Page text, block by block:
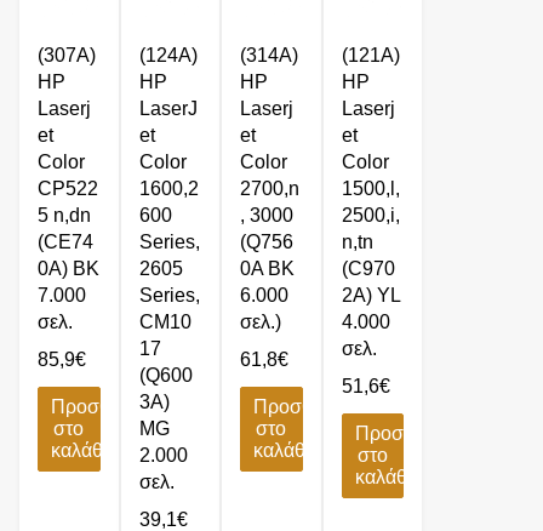
(307A)
HP
Laserj
et
Color
CP522
5 n,dn
(CE74
0A) BK
7.000
σελ.
85,9€
Προσθήκη
στο
καλάθι
(124A)
HP
LaserJ
et
Color
1600,2
600
Series,
2605
Series,
CM10
17
(Q600
3A)
MG
2.000
σελ.
39,1€
(314A)
HP
Laserj
et
Color
2700,n
, 3000
(Q756
0A BK
6.000
σελ.)
61,8€
Προσθήκη
στο
καλάθι
(121A)
HP
Laserj
et
Color
1500,l,
2500,i,
n,tn
(C970
2A) YL
4.000
σελ.
51,6€
Προσθήκη
στο
καλάθι